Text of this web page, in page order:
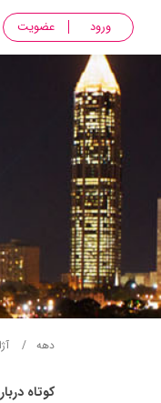
ورود عضویت
دهه
کوتاه